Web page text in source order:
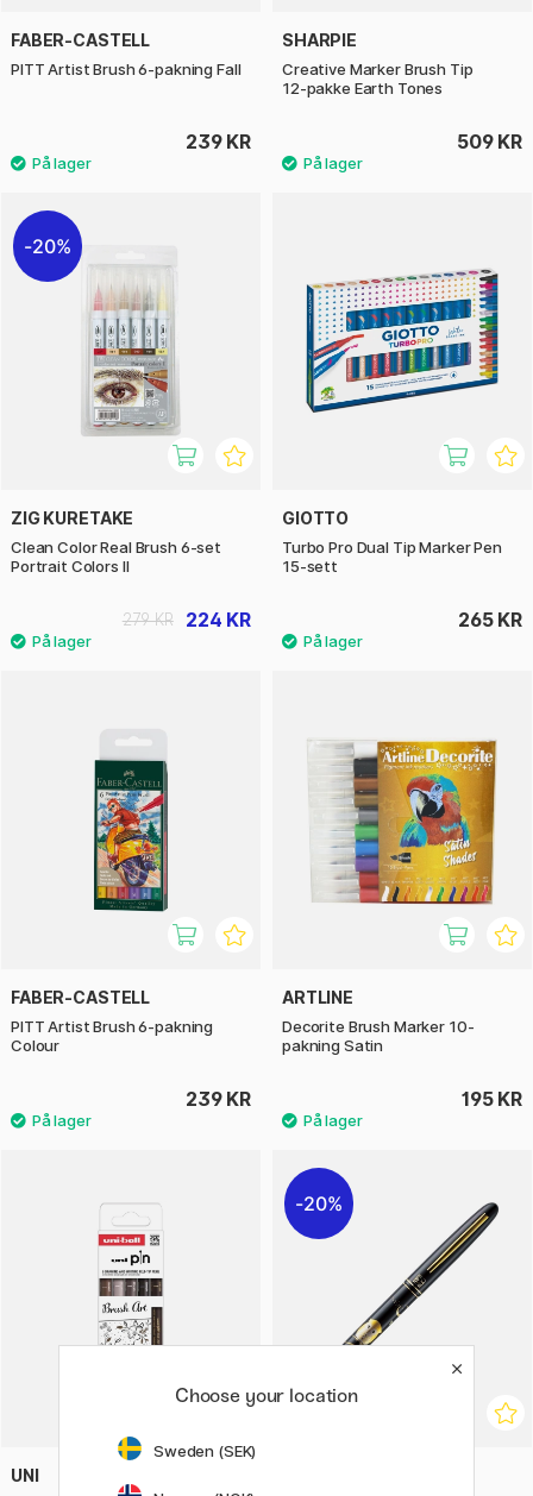
FABER-CASTELL
PITT Artist Brush 6-pakning Fall
239 KR
SHARPIE
Creative Marker Brush Tip
12‑pakke Earth Tones
509 KR
20%
ZIG KURETAKE
Clean Color Real Brush 6-set
Portrait Colors II
224 KR
279 KR
GIOTTO
Turbo Pro Dual Tip Marker Pen
15-sett
265 KR
FABER-CASTELL
PITT Artist Brush 6-pakning
Colour
239 KR
ARTLINE
Decorite Brush Marker 10-
pakning Satin
195 KR
UNI
20%
Choose your location
Sweden (SEK)